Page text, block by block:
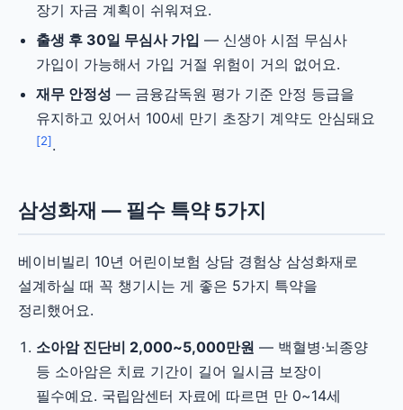
장기 자금 계획이 쉬워져요.
출생 후 30일 무심사 가입 — 신생아 시점 무심사
가입이 가능해서 가입 거절 위험이 거의 없어요.
재무 안정성 — 금융감독원 평가 기준 안정 등급을
유지하고 있어서 100세 만기 초장기 계약도 안심돼요
[2].
삼성화재 — 필수 특약 5가지
베이비빌리 10년 어린이보험 상담 경험상 삼성화재로
설계하실 때 꼭 챙기시는 게 좋은 5가지 특약을
정리했어요.
소아암 진단비 2,000~5,000만원 — 백혈병·뇌종양
등 소아암은 치료 기간이 길어 일시금 보장이
필수예요. 국립암센터 자료에 따르면 만 0~14세